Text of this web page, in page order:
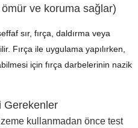
ve koruma sağlar)
sır, fırça, daldırma veya
Fırça ile uygulama yapılırken,
için fırça darbelerinin nazik
Gerekenler
kullanmadan önce test